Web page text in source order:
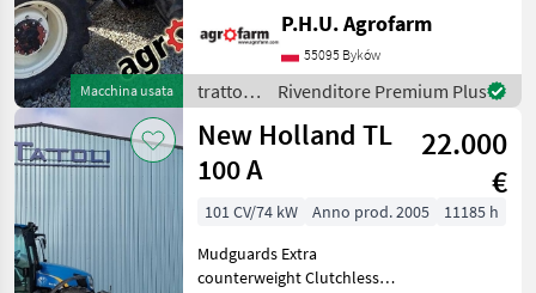
New Holland
John Deere
Fendt
Macchina usata
message by e-mail either
whatsapp. TRAKTOR -
SCHLEPPER ERSATZTEILE.
Bei weiteren fragen
kontaktieren
P.H.U. Agrofarm
55095 Byków
trattori
/ New
Holland
Rivenditore Premium Plus
New Holland TL
100 A
22.000
€
101 CV/74 kW Anno prod. 2005
11185 h
Mudguards Extra
counterweight Clutchless